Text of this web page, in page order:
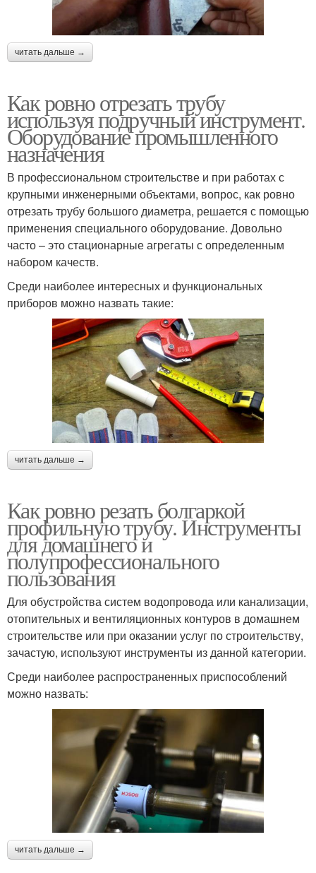
читать дальше →
Как ровно отрезать трубу
используя подручный инструмент.
Оборудование промышленного
назначения
В профессиональном строительстве и при работах с
крупными инженерными объектами, вопрос, как ровно
отрезать трубу большого диаметра, решается с помощью
применения специального оборудование. Довольно
часто – это стационарные агрегаты с определенным
набором качеств.
Среди наиболее интересных и функциональных
приборов можно назвать такие:
читать дальше →
Как ровно резать болгаркой
профильную трубу. Инструменты
для домашнего и
полупрофессионального
пользования
Для обустройства систем водопровода или канализации,
отопительных и вентиляционных контуров в домашнем
строительстве или при оказании услуг по строительству,
зачастую, используют инструменты из данной категории.
Среди наиболее распространенных приспособлений
можно назвать:
читать дальше →